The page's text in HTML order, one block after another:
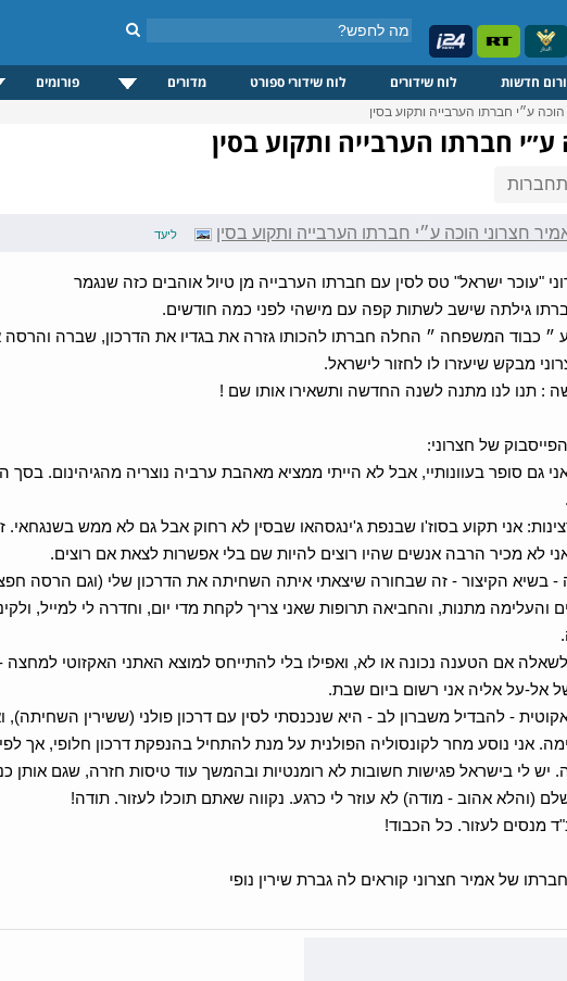
חדשות לוח שידורים לוח שידורי ספורט מדורים פורומים
ע״י חברתו הערבייה ותקוע בסין
חברתו הערבייה ותקוע בסין
חצרוני הוכה ע״י חברתו הערבייה ותקוע בסין ליעד
"עוכר ישראל" טס לסין עם חברתו הערבייה מן טיול אוהבים כזה שנגמר
גילתה שישב לשתות קפה עם מישהי לפני כמה חודשים.
״ כבוד המשפחה ״ החלה חברתו להכותו גזרה את בגדיו את הדרכון, שברה
מבקש שיעזרו לו לחזור לישראל.
: תנו לנו מתנה לשנה החדשה ותשאירו אותו שם !
של חצרוני:
גם סופר בעוונותיי, אבל לא הייתי ממציא מאהבת ערביה נוצריה מהגיהינום. בסך
אני תקוע בסוז'ו שבנפת ג'ינגסהאו שבסין לא רחוק אבל גם לא ממש בשנגחאי.
לא מכיר הרבה אנשים שהיו רוצים להיות שם בלי אפשרות לצאת אם רוצים.
בשיא הקיצור - זה שבחורה שיצאתי איתה השחיתה את הדרכון שלי (וגם הרסה
והעלימה מתנות, והחביאה תרופות שאני צריך לקחת מדי יום, וחדרה לי למייל,
אם הטענה נכונה או לא, ואפילו בלי להתייחס למוצא האתני האקזוטי
אל-על אליה אני רשום ביום שבת.
- להבדיל משברון לב - היא שנכנסתי לסין עם דרכון פולני (ששירין השחיתה),
אני נוסע מחר לקונסוליה הפולנית על מנת להתחיל בהנפקת דרכון חלופי, אך
יש לי בישראל פגישות חשובות לא רומנטיות ובהמשך עוד טיסות חזרה, שגם אותן
(והלא אהוב - מודה) לא עוזר לי כרגע. נקווה שאתם תוכלו לעזור. תודה!
מנסים לעזור. כל הכבוד!
של אמיר חצרוני קוראים לה גברת שירין נופי